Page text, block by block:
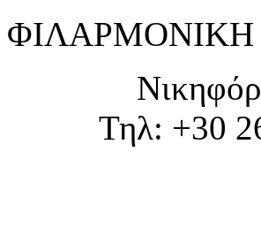
ΦΙΛΑΡΜΟΝΙΚΗ
Τηλ: +30